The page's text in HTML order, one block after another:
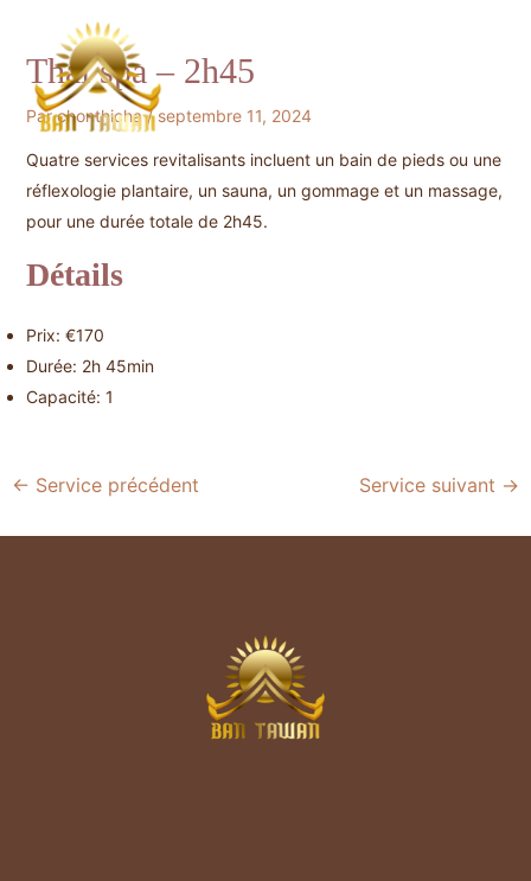
contenu
Thaï spa – 2h45
Parchonthicha/septembre 11, 2024
Quatre services revitalisants incluent un bain de pieds ou une
réflexologie plantaire, un sauna, un gommage et un massage,
pour une durée totale de 2h45.
Détails
Prix: €170
Durée: 2h 45min
Capacité: 1
Navigation
articles
← Service précédent Service suivant →